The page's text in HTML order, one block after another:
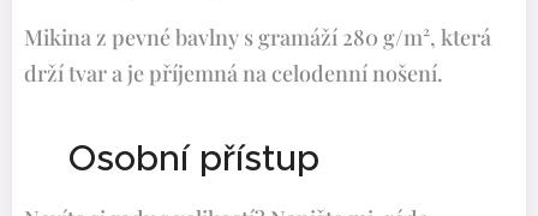
Mikina z pevné bavlny s gramáží 280 g/m², která
drží tvar a je příjemná na celodenní nošení.
💬Osobní přístup